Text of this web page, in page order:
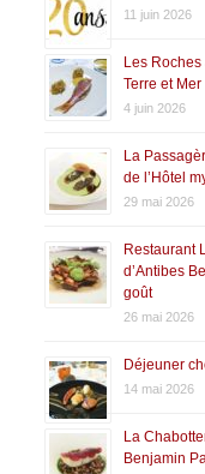
11 juin 2026
Les
Terre et Mer
4 juin 2026
La
de l’Hôtel
29 mai 2026
Restaurant
d’Antibes
goût
26 mai 2026
Déjeuner
14 mai 2026
La
Benjamin